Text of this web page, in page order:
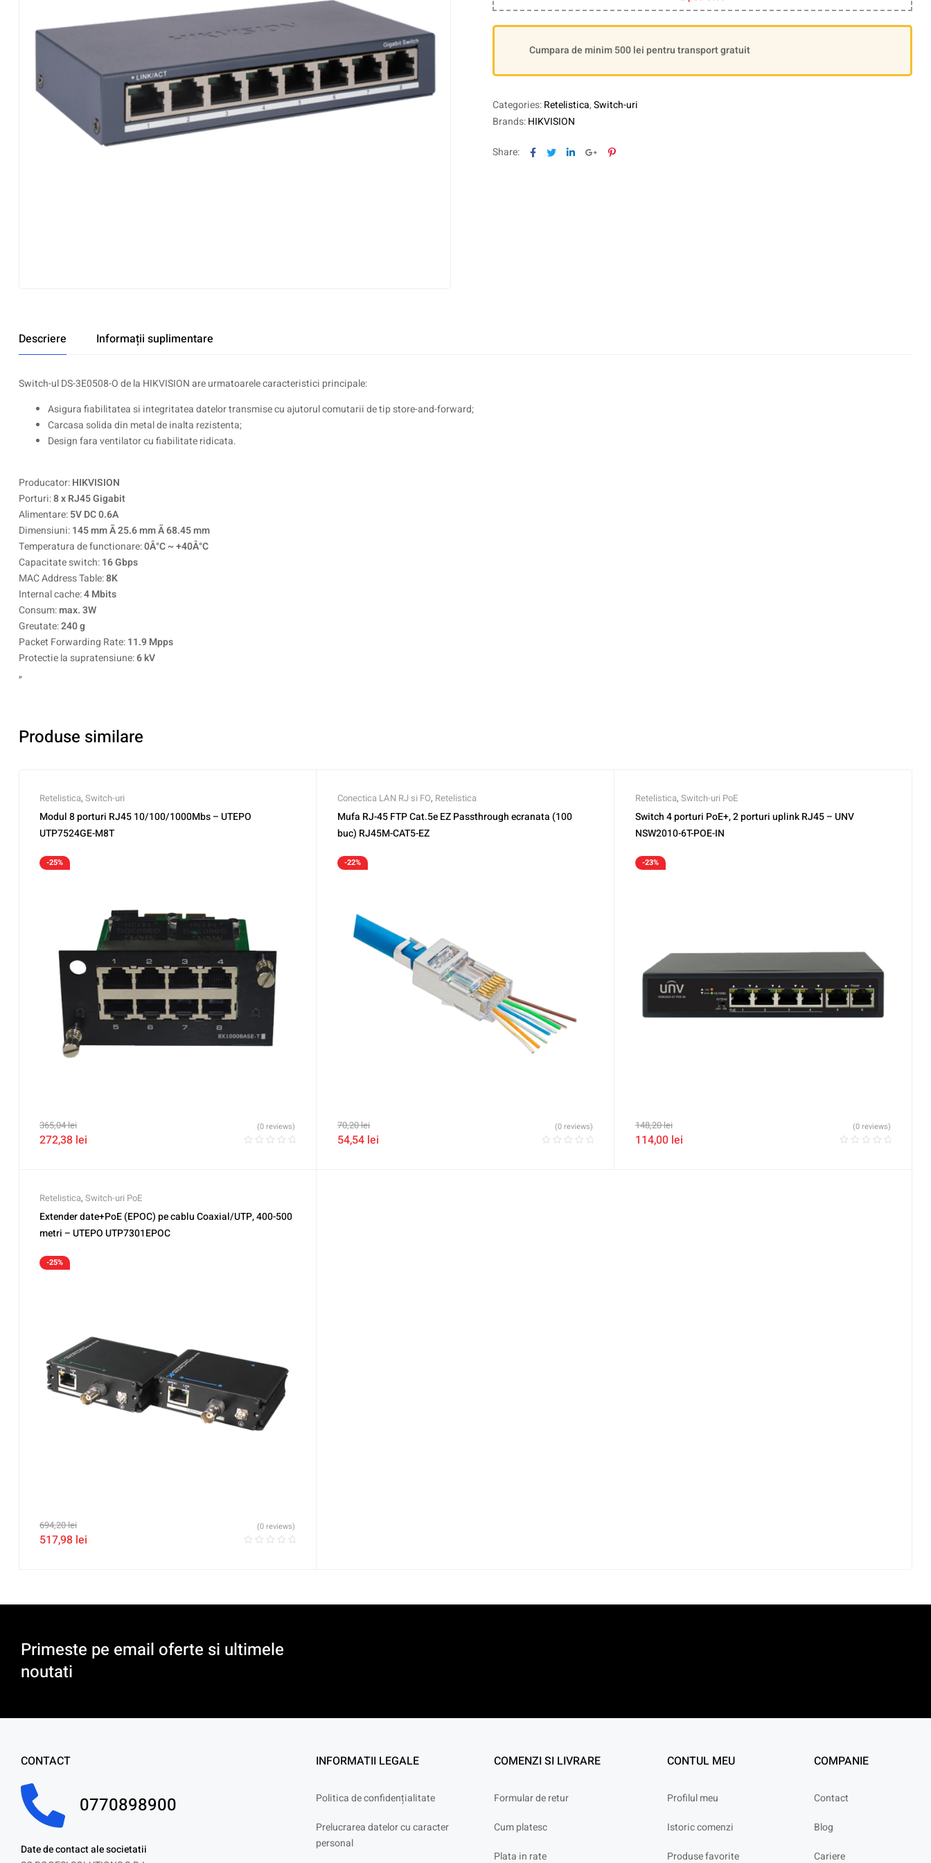
Cumpara de minim 500 lei pentru transport gratuit
Categories:Retelistica,Switch-uri
Brands:HIKVISION
Share: Facebook
TwitterLinkedinGoogle+Pinterest
Descriere Informații suplimentare
Switch-ul DS-3E0508-O de la HIKVISION are urmatoarele caracteristici principale:
Asigura fiabilitatea si integritatea datelor transmise cu ajutorul comutarii de tip store-and-forward;
Carcasa solida din metal de inalta rezistenta;
Design fara ventilator cu fiabilitate ridicata.
Producator:HIKVISION
Porturi:8 x RJ45 Gigabit
Alimentare:5V DC 0.6A
Dimensiuni:145 mm Ã 25.6 mm Ã 68.45 mm
Temperatura de functionare:0Â°C ~ +40Â°C
Capacitate switch:16 Gbps
MAC Address Table:8K
Internal cache:4 Mbits
Consum:max. 3W
Greutate:240 g
Packet Forwarding Rate:11.9 Mpps
Protectie la supratensiune:6 kV
„
Produse similare
Retelistica, Switch-uri
Modul 8 porturi RJ45 10/100/1000Mbs – UTEPO
UTP7524GE-M8T
-25%
365,04lei
272,38 lei
(0 reviews)
Conectica LAN RJ si FO, Retelistica
Mufa RJ-45 FTP Cat.5e EZ Passthrough ecranata (100
buc) RJ45M-CAT5-EZ
-22%
70,20lei
54,54 lei
(0 reviews)
Retelistica, Switch-uri PoE
Switch 4 porturi PoE+, 2 porturi uplink RJ45 – UNV
NSW2010-6T-POE-IN
-23%
148,20lei
114,00 lei
(0 reviews)
Retelistica, Switch-uri PoE
Extender date+PoE (EPOC) pe cablu Coaxial/UTP, 400-500
metri – UTEPO UTP7301EPOC
-25%
694,20lei
517,98 lei
(0 reviews)
Primeste pe email oferte si ultimele
noutati
CONTACT
0770898900
Date de contact ale societatii
INFORMATII LEGALE
Politica de confidențialitate
Prelucrarea datelor cu caracter
personal
COMENZI SI LIVRARE
Formular de retur
Cum platesc
Plata in rate
CONTUL MEU
Profilul meu
Istoric comenzi
Produse favorite
COMPANIE
Contact
Blog
Cariere